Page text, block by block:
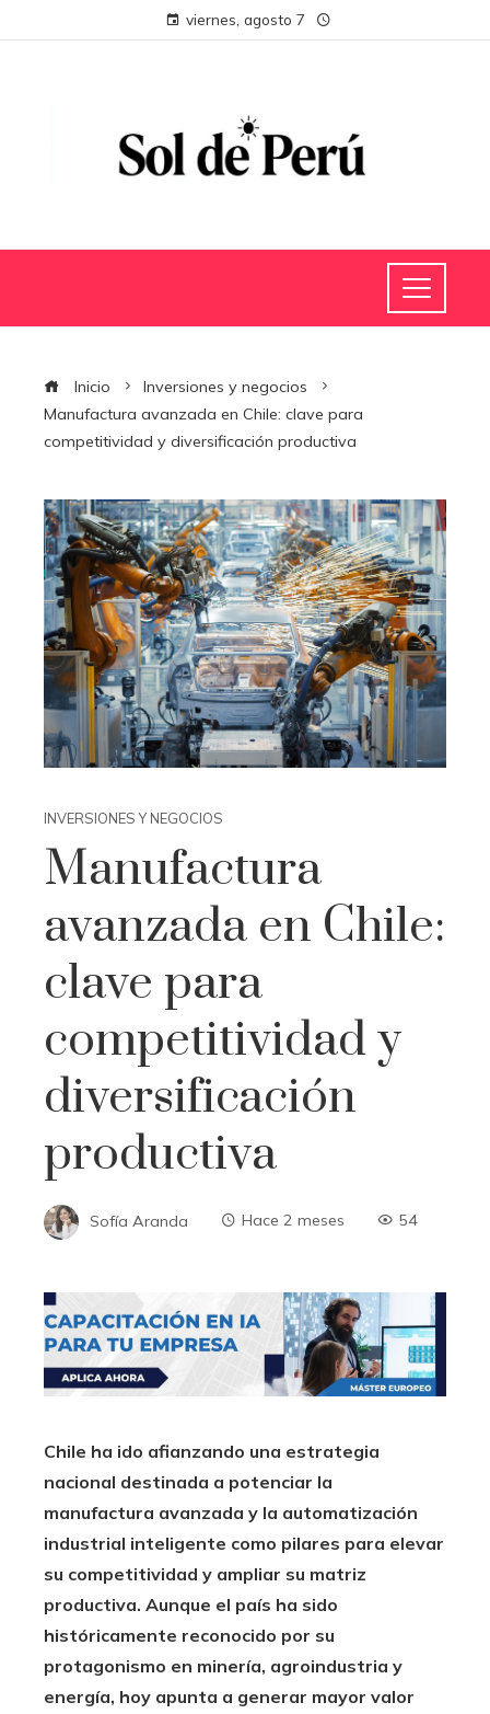
viernes, agosto 7
Inicio
Inversiones y negocios
Manufactura avanzada en Chile: clave para
competitividad y diversificación productiva
INVERSIONES Y NEGOCIOS
Manufactura
avanzada en Chile:
clave para
competitividad y
diversificación
productiva
Sofía Aranda Hace 2 meses 54
Chile ha ido afianzando una estrategia
nacional destinada a potenciar la
manufactura avanzada y la automatización
industrial inteligente como pilares para elevar
su competitividad y ampliar su matriz
productiva. Aunque el país ha sido
históricamente reconocido por su
protagonismo en minería, agroindustria y
energía, hoy apunta a generar mayor valor